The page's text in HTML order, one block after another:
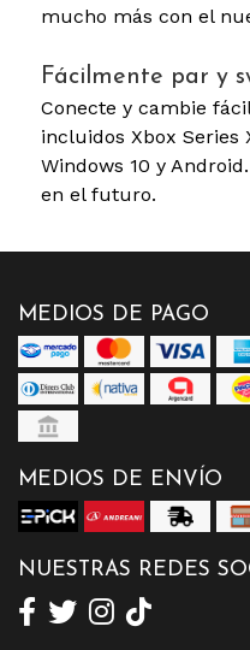
mucho más con el
Fácilmente par y
Conecte y cambie
incluidos Xbox Series
Windows 10 y
en el futuro.
MEDIOS DE PAGO
MEDIOS DE ENVÍO
NUESTRAS REDES